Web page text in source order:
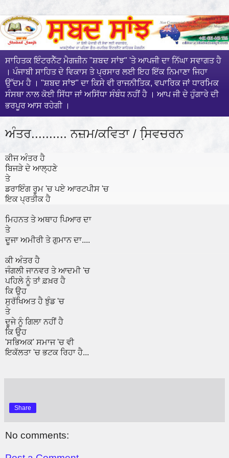
ਸਾਹਿਤਕ ਇੰਟਰਨੈੱਟ ਮੈਗਜ਼ੀਨ "ਸ਼ਬਦ ਸਾਂਝ" 'ਤੇ ਆਪਜੀ ਦਾ ਨਿੱਘਾ ਸਵਾਗਤ ਹੈ
। ਪੰਜਾਬੀ ਸਾਹਿਤ ਦੇ ਵਿਕਾਸ ਤੇ ਪ੍ਰਸਾਰ ਲਈ ਇਹ ਇੱਕ ਨਿਮਾਣਾ ਜਿਹਾ
ਉੱਦਮ ਹੈ । "ਸ਼ਬਦ ਸਾਂਝ" ਦਾ ਕਿਸੇ ਵੀ ਰਾਜਨੀਤਿਕ, ਵਪਾਰਿਕ ਜਾਂ ਧਾਰਮਿਕ
ਸੰਸਥਾ ਨਾਲ ਕੋਈ ਸਿੱਧਾ ਜਾਂ ਅਸਿੱਧਾ ਸੰਬੰਧ ਨਹੀਂ ਹੈ । ਆਪ ਜੀ ਦੇ ਹੁੰਗਾਰੇ ਦੀ
ਭਰਪੂਰ ਆਸ ਰਹੇਗੀ ।
ਅੰਤਰ.......... ਨਜ਼ਮ/ਕਵਿਤਾ / ਸਿ਼ਵਚਰਨ
ਕੀਜ ਅੰਤਰ ਹੈ
ਬਿਜੜੇ ਦੇ ਆਲ੍ਹਣੇ
ਤੇ
ਡਰਾਇੰਗ ਰੂਮ 'ਚ ਪਏ ਆਰਟਪੀਸ 'ਚ
ਇਕ ਪ੍ਰਤੀਕ ਹੈ
ਮਿਹਨਤ ਤੇ ਅਥਾਹ ਪਿਆਰ ਦਾ
ਤੇ
ਦੂਜਾ ਅਮੀਰੀ ਤੇ ਗੁਮਾਨ ਦਾ....
ਕੀ ਅੰਤਰ ਹੈ
ਜੰਗਲੀ ਜਾਨਵਰ ਤੇ ਆਦਮੀ 'ਚ
ਪਹਿਲੇ ਨੂੰ ਤਾਂ ਫ਼ਖ਼ਰ ਹੈ
ਕਿ ਉਹ
ਸੁਰੱਖਿਅਤ ਹੈ ਝੁੰਡ 'ਚ
ਤੇ
ਦੂਜੇ ਨੂੰ ਗਿਲਾ ਨਹੀਂ ਹੈ
ਕਿ ਉਹ
'ਸਭਿਅਕ' ਸਮਾਜ 'ਚ ਵੀ
ਇਕੱਲਤਾ 'ਚ ਭਟਕ ਰਿਹਾ ਹੈ...
Share
No comments: